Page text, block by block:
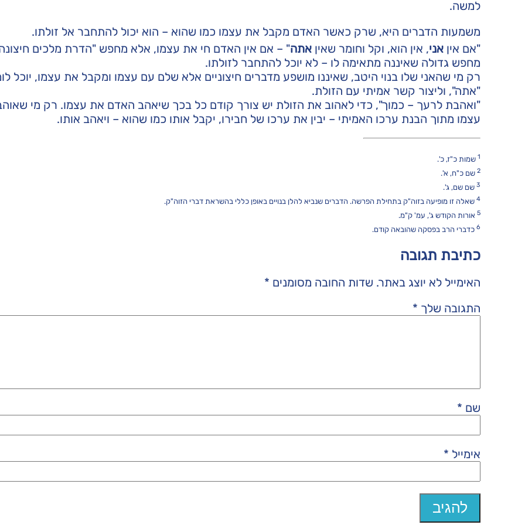
למשה.
משמעות הדברים היא, שרק כאשר האדם מקבל את עצמו כמו שהוא – הוא יכול להתחבר אל זולתו.
"אם אין אני, אין הוא, וקל וחומר שאין אתה" – אם אין האדם חי את עצמו, אלא מחפש "הדרת מלכים
מחפש גדולה שאיננה מתאימה לו – לא יוכל להתחבר לזולתו.
רק מי שהאני שלו בנוי היטב, שאיננו מושפע מדברים חיצוניים אלא שלם עם עצמו ומקבל את עצמו, יוכל
"אתה", וליצור קשר אמיתי עם הזולת.
"ואהבת לרעך – כמוך", כדי לאהוב את הזולת יש צורך קודם כל בכך שיאהב האדם את עצמו. רק מי
עצמו מתוך הבנת ערכו האמיתי – יבין את ערכו של חבירו, יקבל אותו כמו שהוא – ויאהב אותו.
1 שמות כ"ז, כ'.
2שם כ"ח, א'.
3שם שם, ג'.
4שאלה זו מופיעה בזוה"ק בתחילת הפרשה. הדברים שנביא להלן בנויים באופן כללי בהשראת דברי הזוה"ק.
5אורות הקודש ג', עמ' ק"מ.
6כדברי הרב בפסקה שהובאה קודם.
כתיבת תגובה
האימייל לא יוצג באתר. שדות החובה מסומנים *
התגובה שלך *
שם *
אימייל *